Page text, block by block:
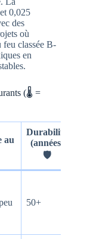
0,025
des
où
feu classée B-
en
(🌡️ =
au
Durabilité
(années)
🛡️
50+